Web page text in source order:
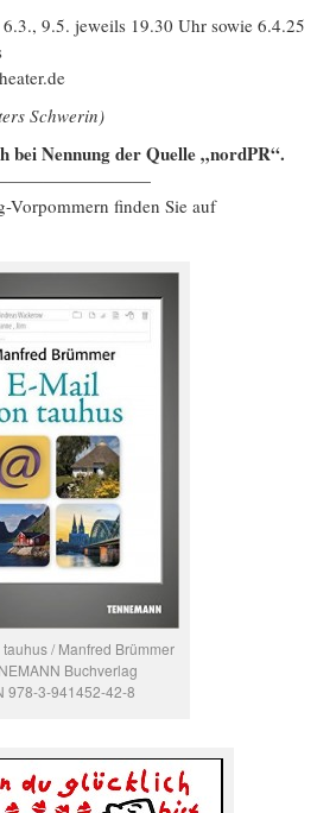
9.5. jeweils 19.30 Uhr sowie 6.4.25
Schwerin)
Nennung der Quelle „nordPR“.
Vorpommern finden Sie auf
/ Manfred Brümmer
Buchverlag
978-3-941452-42-8